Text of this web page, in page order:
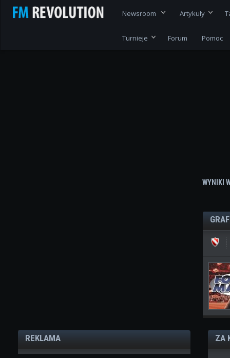
Newsroom Artykuły
Turnieje Forum Pomoc
WYNIKI
REKLAMA ZA